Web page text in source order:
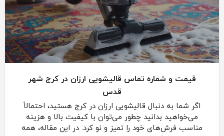
قیمت و شماره تماس قالیشویی ارزان در کرج شهر
قدس
اگر شما به دنبال قالیشویی ارزان در کرج هستید، احتمالاً
می‌خواهید بدانید چطور می‌توان با کیفیت بالا و هزینه
مناسب فرش‌های خود را تمیز و نو کرد. در این مقاله، همه